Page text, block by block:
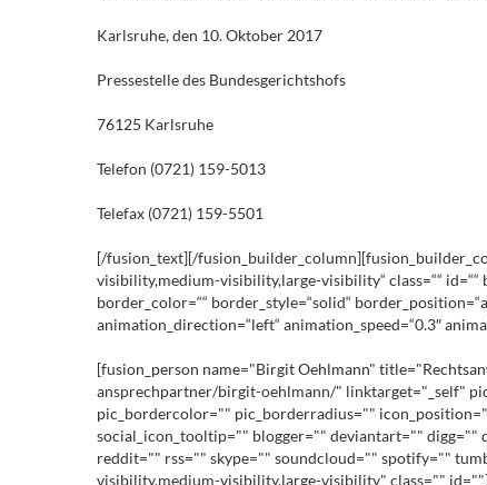
Karlsruhe, den 10. Oktober 2017
Pressestelle des Bundesgerichtshofs
76125 Karlsruhe
Telefon (0721) 159-5013
Telefax (0721) 159-5501
[/fusion_text][/
visibility,medium-visibility,large-visibility“ class=““ id=““
border_color=““ border_style=“solid“
animation_direction=“left“ animation_speed=“0.3″
[fusion_person name="Birgit Oehlmann"
ansprechpartner/birgit-oehlmann/" linktarget="_self"
pic_bordercolor="" pic_borderradius=""
social_icon_tooltip="" blogger="" deviantart=""
reddit="" rss="" skype="" soundcloud="" spotify=""
visibility,medium-visibility,large-visibility" class=""